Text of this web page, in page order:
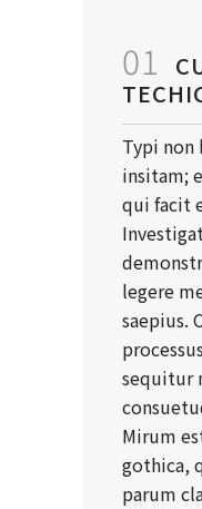
01
Typi non
insitam;
qui facit
legere
saepius.
sequitur
Mirum
gothica,
parum